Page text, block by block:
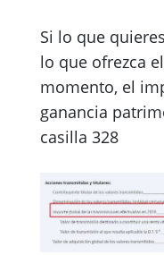
Si lo que
lo que ofrezca
momento, el
ganancia
casilla 328